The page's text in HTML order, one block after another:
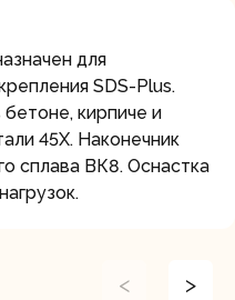
для
SDS-Plus.
кирпиче и
45Х. Наконечник
сплава ВК8. Оснастка
< >